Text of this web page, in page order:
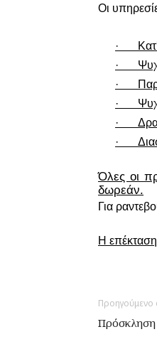
Οι
·
·
·
·
·
·
Όλες οι
δωρεάν.
Για
Η
Πρόσκληση